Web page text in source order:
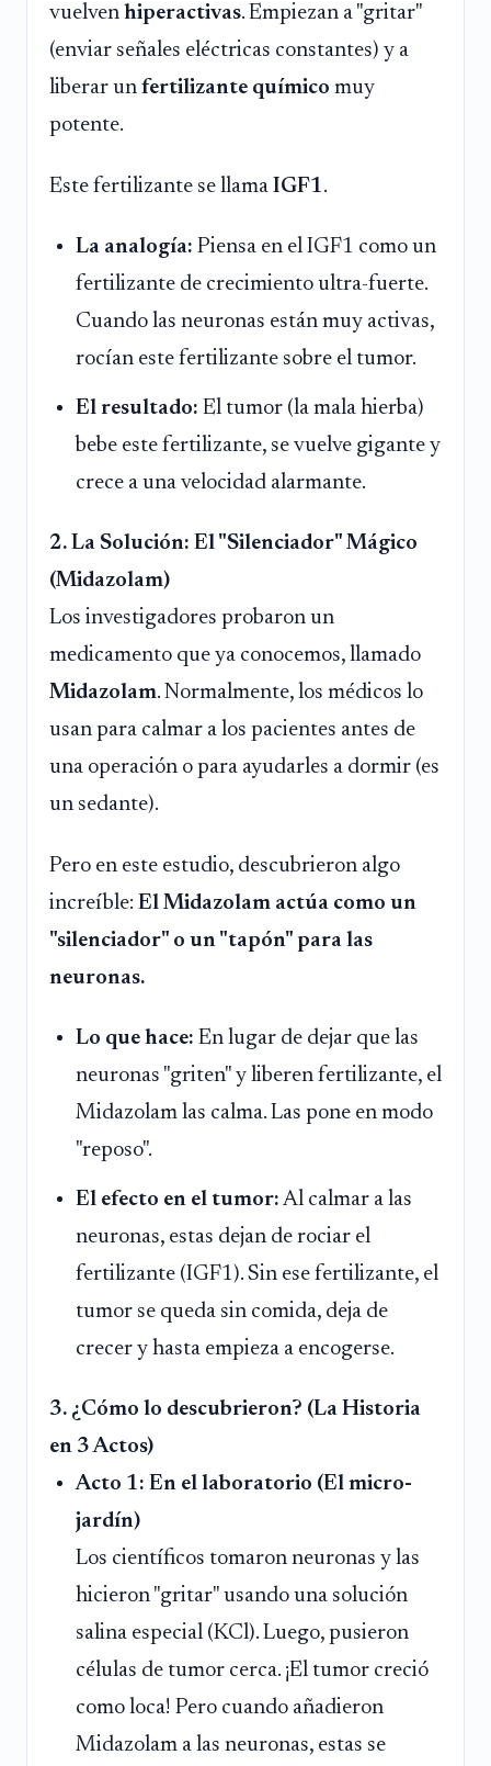
vuelven hiperactivas. Empiezan a "gritar"
(enviar señales eléctricas constantes) y a
liberar un fertilizante químico muy
potente.
Este fertilizante se llama IGF1.
La analogía: Piensa en el IGF1 como un
fertilizante de crecimiento ultra-fuerte.
Cuando las neuronas están muy activas,
rocían este fertilizante sobre el tumor.
El resultado: El tumor (la mala hierba)
bebe este fertilizante, se vuelve gigante y
crece a una velocidad alarmante.
2. La Solución: El "Silenciador" Mágico
(Midazolam)
Los investigadores probaron un
medicamento que ya conocemos, llamado
Midazolam. Normalmente, los médicos lo
usan para calmar a los pacientes antes de
una operación o para ayudarles a dormir (es
un sedante).
Pero en este estudio, descubrieron algo
increíble: El Midazolam actúa como un
"silenciador" o un "tapón" para las
neuronas.
Lo que hace: En lugar de dejar que las
neuronas "griten" y liberen fertilizante, el
Midazolam las calma. Las pone en modo
"reposo".
El efecto en el tumor: Al calmar a las
neuronas, estas dejan de rociar el
fertilizante (IGF1). Sin ese fertilizante, el
tumor se queda sin comida, deja de
crecer y hasta empieza a encogerse.
3. ¿Cómo lo descubrieron? (La Historia
en 3 Actos)
Acto 1: En el laboratorio (El micro-
jardín)
Los científicos tomaron neuronas y las
hicieron "gritar" usando una solución
salina especial (KCl). Luego, pusieron
células de tumor cerca. ¡El tumor creció
como loca! Pero cuando añadieron
Midazolam a las neuronas, estas se